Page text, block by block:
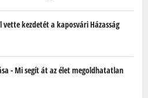
vette kezdetét a kaposvári Házasság
- Mi segít át az élet megoldhatatlan